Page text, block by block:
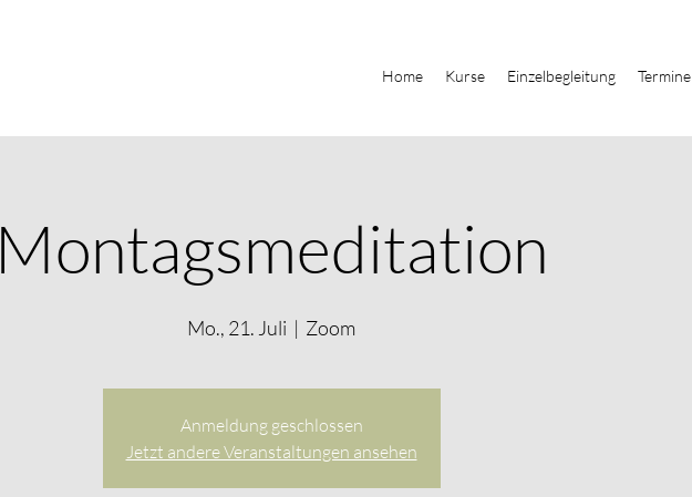
Home Kurse Einzelbegleitung Termine
Montagsmeditation
Mo., 21. Juli
  |
Zoom
Anmeldung geschlossen
Jetzt andere Veranstaltungen ansehen